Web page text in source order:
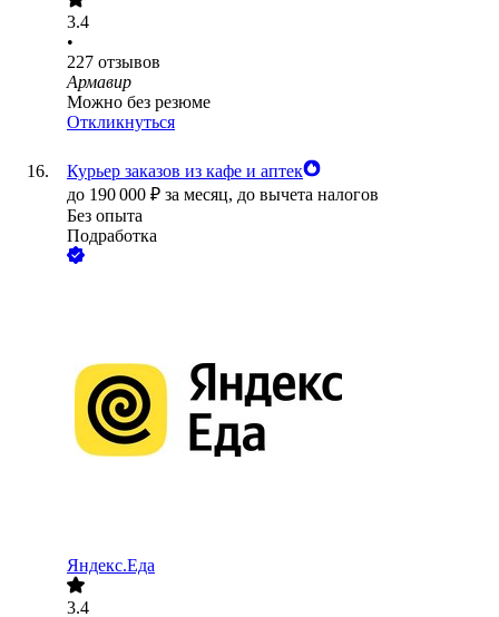
3.4
•
227 отзывов
Армавир
Можно без резюме
Откликнуться
Курьер заказов из кафе и аптек
до 190 000 ₽ за месяц, до вычета налогов
Без опыта
Подработка
Яндекс.Еда
3.4